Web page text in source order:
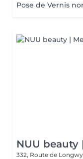
Pose de Vernis
NUU beauty
332, Route de Longwy